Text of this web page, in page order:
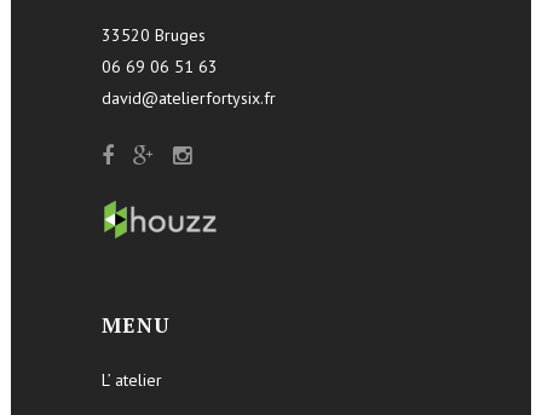
33520 Bruges
06 69 06 51 63
david@atelierfortysix.fr
MENU
L’ atelier